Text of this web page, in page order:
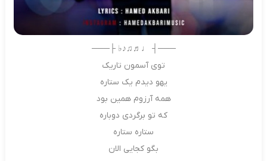
───┤ ♩♬♫♪♭ ├───
توی آسمون تاریک
یهو دیدم یک ستاره
همه آرزوم همین بود
که تو برگردی دوباره
ستاره ستاره
بگو کجایی الان